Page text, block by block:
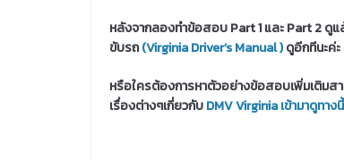
หลังจากลองทำข้อสอบ Part 1 และ Part 2 ดูแ
ขับรถ(Virginia Driver’s Manual )ดูอีกทีนะค่ะ
หรือใครต้องการหาตัวอย่างข้อสอบเพิ่มเติมสา
เรื่องต่างๆเกี่ยวกับDMV Virginia เข้ามาดูทาง